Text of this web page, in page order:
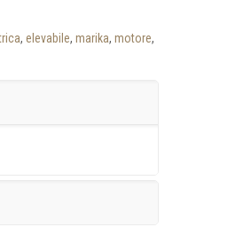
, elevabile, marika, motore,